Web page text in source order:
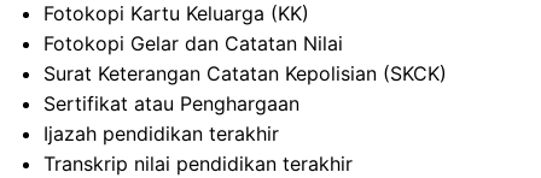
Fotokopi Kartu Keluarga (KK)
Fotokopi Gelar dan Catatan Nilai
Surat Keterangan Catatan Kepolisian (SKCK)
Sertifikat atau Penghargaan
Ijazah pendidikan terakhir
Transkrip nilai pendidikan terakhir